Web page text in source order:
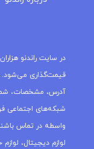
در سایت راندنو
قیمت‌گذاری می‌شود.
آدرس، مشخصات،
شبکه‌های اجتماعی
واسطه در تماس
لوازم دیجیتال، لوازم